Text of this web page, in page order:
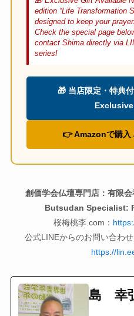
edition “Life Transformation
designed to keep your
Check the special page
contact Shima directly via
series!
🎁 当店限定・特典
👉 Amazonで購
創価学会仏壇専門店：有限
Butsudan Specialist:
桜梅桃李.com：
公式LINEからのお問い合わ
https://
島 幸